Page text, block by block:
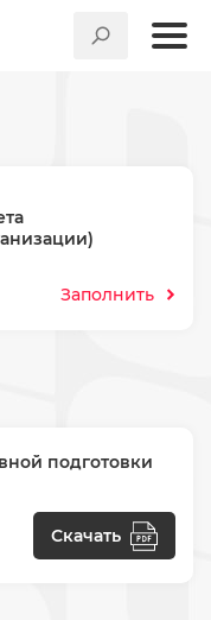
Заполнить
подготовки
Скачать